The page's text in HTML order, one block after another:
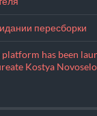
пересборки
has been
Kostya